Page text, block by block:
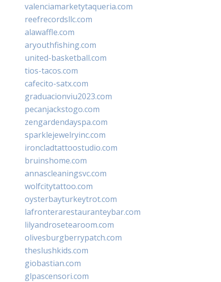
valenciamarketytaqueria.com
reefrecordsllc.com
alawaffle.com
aryouthfishing.com
united-basketball.com
tios-tacos.com
cafecito-satx.com
graduacionviu2023.com
pecanjackstogo.com
zengardendayspa.com
sparklejewelryinc.com
ironcladtattoostudio.com
bruinshome.com
annascleaningsvc.com
wolfcitytattoo.com
oysterbayturkeytrot.com
lafronterarestauranteybar.com
lilyandrosetearoom.com
olivesburgberrypatch.com
theslushkids.com
giobastian.com
glpascensori.com